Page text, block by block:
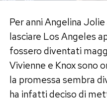
Per anni Angelina
lasciare Los Angeles
fossero diventati
Vivienne e Knox sono
la promessa sembra
ha infatti deciso di